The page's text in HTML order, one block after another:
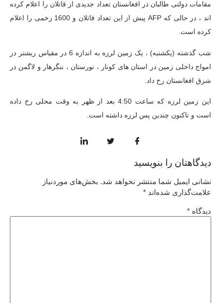
مقامات دولتی طالبان در افغانستان تعداد جدیدی از قاتلان را اعلام کرده
اند ، در حالی که AFP پیش از این تعداد قاتلان و 1600 زخمی را اعلام
کرده است.
شب گذشته (یکشنبه) ، یک زمین لرزه به اندازه 6 در مقیاس ریشتر در
امواج داخلی زمین در استان های کونار ، نورستان ، ننگرهار و لاگمن در
شرق افغانستان رخ داد.
این زمین لرزه که ساعت 4:50 بعد از ظهر به وقت محلی رخ داده
است و تاکنون چندین پس لرزه داشته است.
دیدگاهتان را بنویسید
نشانی ایمیل شما منتشر نخواهد شد. بخش‌های موردنیاز
علامت‌گذاری شده‌اند *
دیدگاه *